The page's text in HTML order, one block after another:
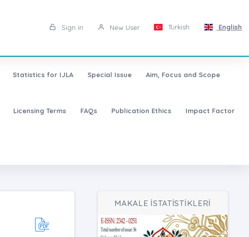
Sign in New User Turkish English
Statistics for IJLA Special Issue Aim, Focus and Scope
Licensing Terms FAQs Publication Ethics Impact Factor
MAKALE İSTATİSTİKLERİ